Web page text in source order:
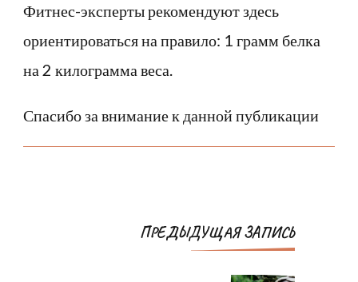
Фитнес-эксперты рекомендуют здесь
ориентироваться на правило: 1 грамм белка
на 2 килограмма веса.
Спасибо за внимание к данной публикации
Навигация
ПРЕДЫДУЩАЯ ЗАПИСЬ